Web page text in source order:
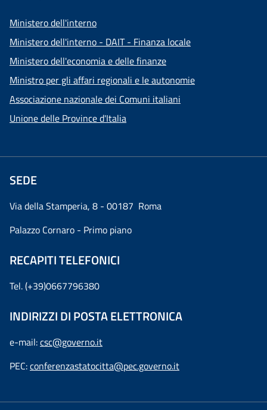
Ministero dell'interno
Ministero dell'interno - DAIT - Finanza locale
Ministero dell'economia e delle finanze
Ministro per gli affari regionali e le autonomie
Associazione nazionale dei Comuni italiani
Unione delle Province d'Italia
SEDE
Via della Stamperia, 8 - 00187 Roma
Palazzo Cornaro - Primo piano
RECAPITI TELEFONICI
Tel. (+39)0667796380
INDIRIZZI DI POSTA ELETTRONICA
e-mail:csc@governo.it
PEC:conferenzastatocitta@pec.governo.it